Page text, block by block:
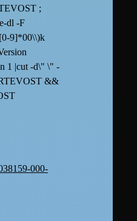
;
dl -F
9]*00\\)k
1 |cut -d\" \" -
&&
000-